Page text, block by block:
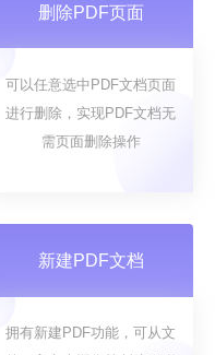
删除PDF页面
可以任意选中PDF文档页面
进行删除，实现PDF文档无
需页面删除操作
新建PDF文档
拥有新建PDF功能，可从文